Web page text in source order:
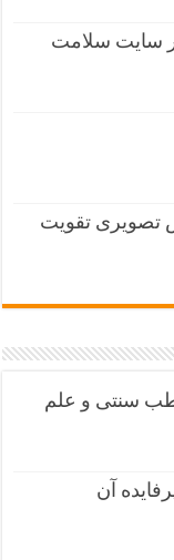
سایت سلامت
تصویری تقویت
طب سنتی و علم
آن